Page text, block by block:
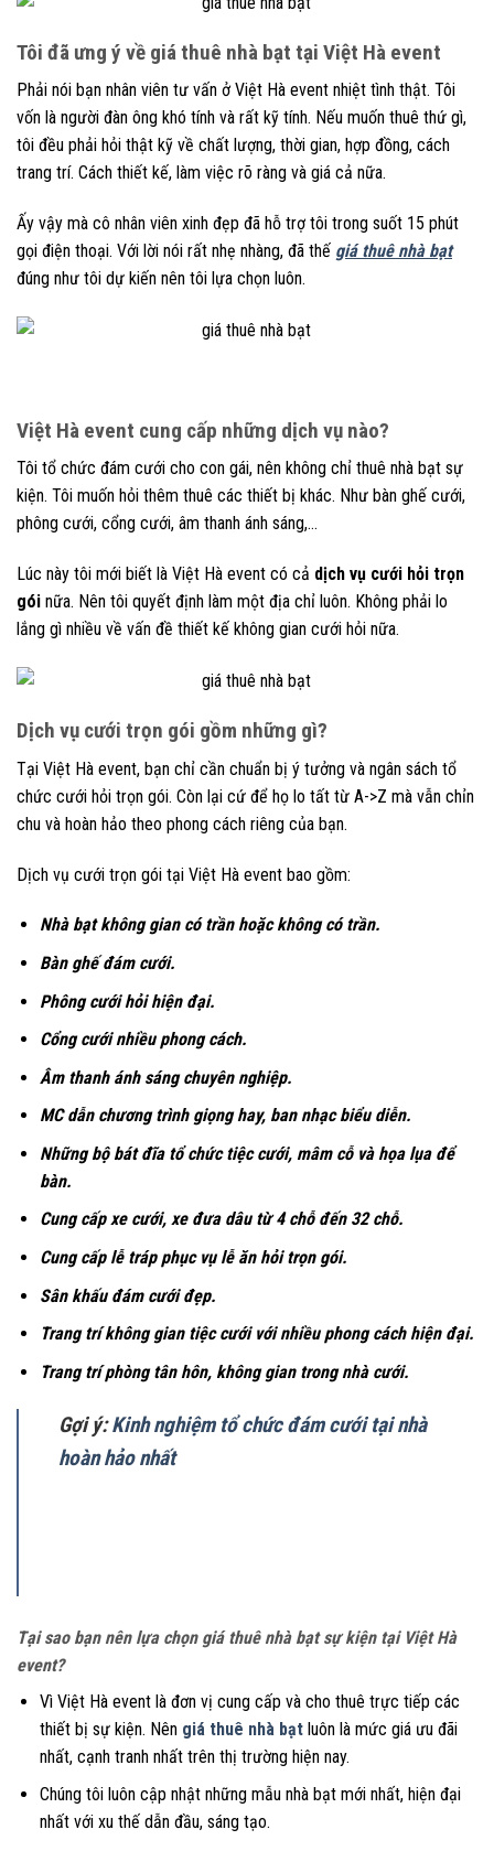
Tôi đã ưng ý về giá thuê nhà bạt tại Việt Hà event
Phải nói bạn nhân viên tư vấn ở Việt Hà event nhiệt tình thật. Tôi
vốn là người đàn ông khó tính và rất kỹ tính. Nếu muốn thuê thứ gì,
tôi đều phải hỏi thật kỹ về chất lượng, thời gian, hợp đồng, cách
trang trí. Cách thiết kế, làm việc rõ ràng và giá cả nữa.
Ấy vậy mà cô nhân viên xinh đẹp đã hỗ trợ tôi trong suốt 15 phút
gọi điện thoại. Với lời nói rất nhẹ nhàng, đã thế giá thuê nhà bạt
đúng như tôi dự kiến nên tôi lựa chọn luôn.
Việt Hà event cung cấp những dịch vụ nào?
Tôi tổ chức đám cưới cho con gái, nên không chỉ thuê nhà bạt sự
kiện. Tôi muốn hỏi thêm thuê các thiết bị khác. Như bàn ghế cưới,
phông cưới, cổng cưới, âm thanh ánh sáng,…
Lúc này tôi mới biết là Việt Hà event có cả dịch vụ cưới hỏi trọn
gói nữa. Nên tôi quyết định làm một địa chỉ luôn. Không phải lo
lắng gì nhiều về vấn đề thiết kế không gian cưới hỏi nữa.
Dịch vụ cưới trọn gói gồm những gì?
Tại Việt Hà event, bạn chỉ cần chuẩn bị ý tưởng và ngân sách tổ
chức cưới hỏi trọn gói. Còn lại cứ để họ lo tất từ A->Z mà vẫn chỉn
chu và hoàn hảo theo phong cách riêng của bạn.
Dịch vụ cưới trọn gói tại Việt Hà event bao gồm:
Nhà bạt không gian có trần hoặc không có trần.
Bàn ghế đám cưới.
Phông cưới hỏi hiện đại.
Cổng cưới nhiều phong cách.
Âm thanh ánh sáng chuyên nghiệp.
MC dẫn chương trình giọng hay, ban nhạc biểu diễn.
Những bộ bát đĩa tổ chức tiệc cưới, mâm cỗ và họa lụa để
bàn.
Cung cấp xe cưới, xe đưa dâu từ 4 chỗ đến 32 chỗ.
Cung cấp lễ tráp phục vụ lễ ăn hỏi trọn gói.
Sân khấu đám cưới đẹp.
Trang trí không gian tiệc cưới với nhiều phong cách hiện đại.
Trang trí phòng tân hôn, không gian trong nhà cưới.
Gợi ý:Kinh nghiệm tổ chức đám cưới tại nhà
hoàn hảo nhất
Tại sao bạn nên lựa chọn giá thuê nhà bạt sự kiện tại Việt Hà
event?
Vì Việt Hà event là đơn vị cung cấp và cho thuê trực tiếp các
thiết bị sự kiện. Nên giá thuê nhà bạtluôn là mức giá ưu đãi
nhất, cạnh tranh nhất trên thị trường hiện nay.
Chúng tôi luôn cập nhật những mẫu nhà bạt mới nhất, hiện đại
nhất với xu thế dẫn đầu, sáng tạo.